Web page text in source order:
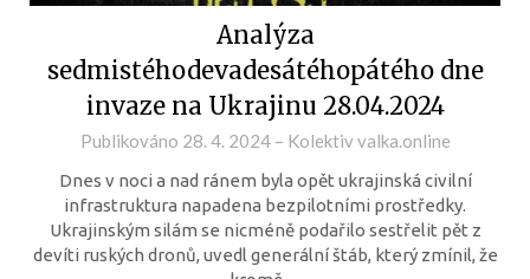
Analýza
sedmistéhodevadesátéhopátého dne
invaze na Ukrajinu 28.04.2024
Publikováno 28. 4. 2024– Kolektiv valka.online
Dnes v noci a nad ránem byla opět ukrajinská civilní
infrastruktura napadena bezpilotními prostředky.
Ukrajinským silám se nicméně podařilo sestřelit pět z
devíti ruských dronů, uvedl generální štáb, který zmínil, že